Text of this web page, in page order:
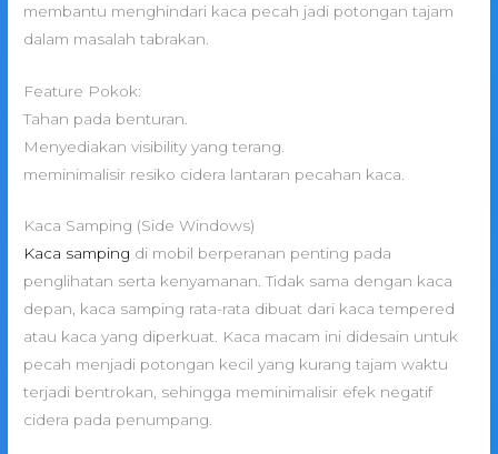
membantu menghindari kaca pecah jadi potongan tajam
dalam masalah tabrakan.
Feature Pokok:
Tahan pada benturan.
Menyediakan visibility yang terang.
meminimalisir resiko cidera lantaran pecahan kaca.
Kaca Samping (Side Windows)
Kaca samping di mobil berperanan penting pada
penglihatan serta kenyamanan. Tidak sama dengan kaca
depan, kaca samping rata-rata dibuat dari kaca tempered
atau kaca yang diperkuat. Kaca macam ini didesain untuk
pecah menjadi potongan kecil yang kurang tajam waktu
terjadi bentrokan, sehingga meminimalisir efek negatif
cidera pada penumpang.